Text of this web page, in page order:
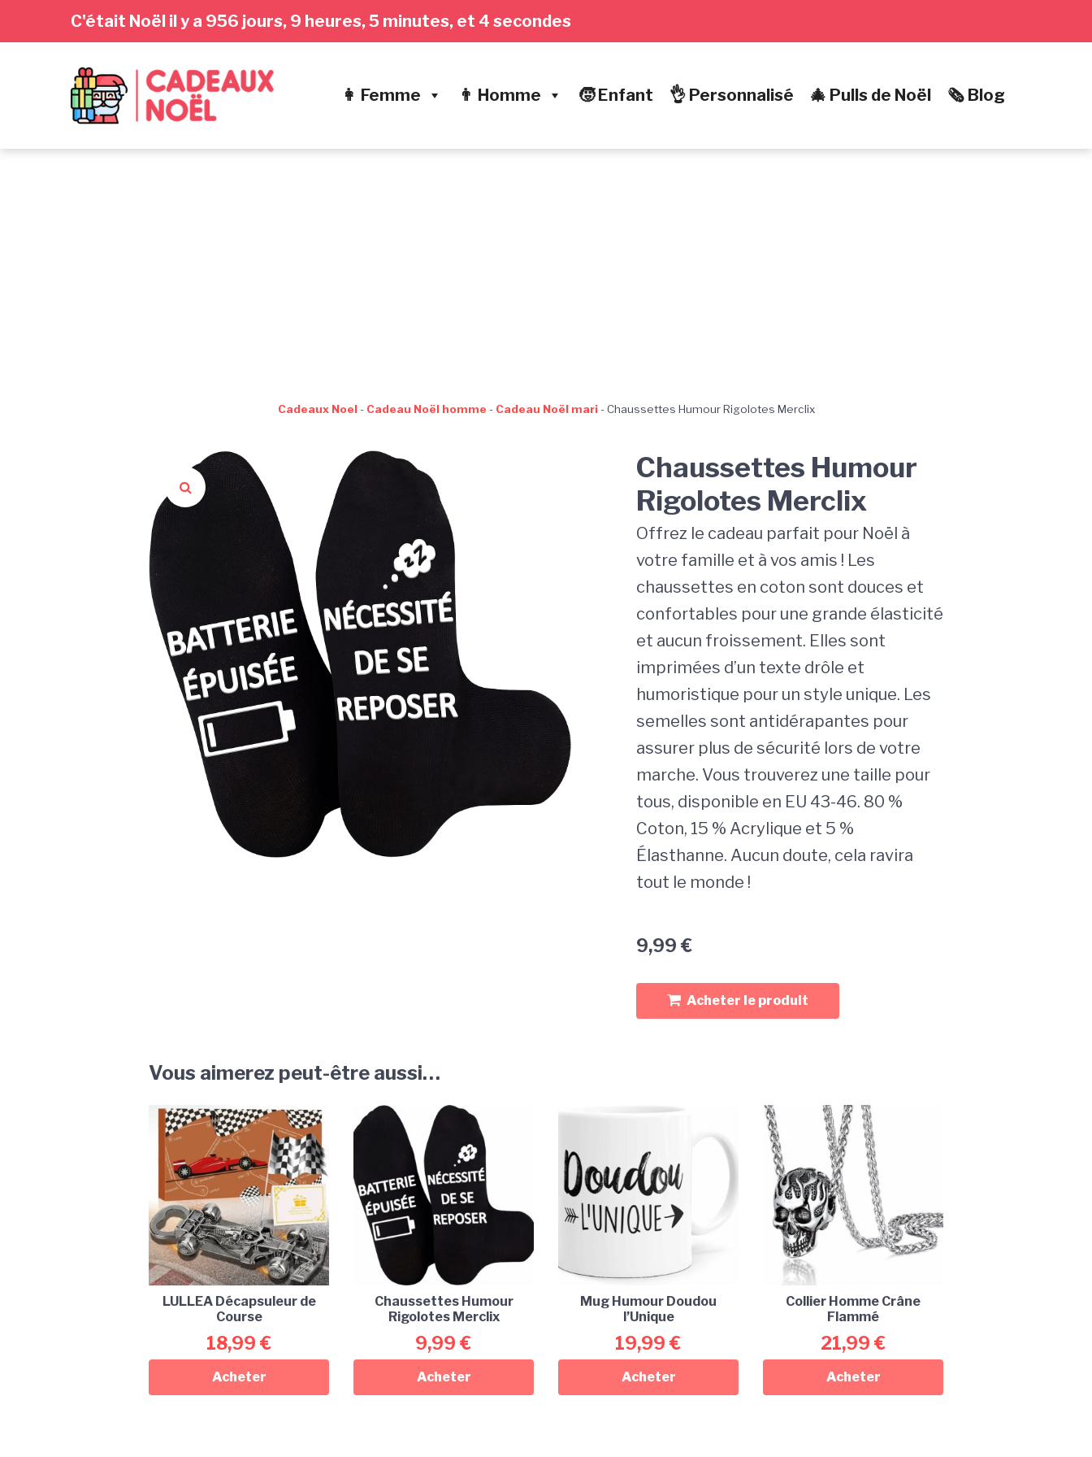
navigation
C'était Noël il y a 956 jours, 9 heures, 5 minutes, et 5 secondes
👩 Femme 👨 Homme 🧒 Enfant 👌 Personnalisé 🎄 Pulls de Noël 🗞️ Blog
Cadeaux Noel - Cadeau Noël homme - Cadeau Noël mari -Chaussettes Humour Rigolotes Merclix
Chaussettes Humour
Rigolotes Merclix
Offrez le cadeau parfait pour Noël à
votre famille et à vos amis ! Les
chaussettes en coton sont douces et
confortables pour une grande élasticité
et aucun froissement. Elles sont
imprimées d’un texte drôle et
humoristique pour un style unique. Les
semelles sont antidérapantes pour
assurer plus de sécurité lors de votre
marche. Vous trouverez une taille pour
tous, disponible en EU 43-46. 80 %
Coton, 15 % Acrylique et 5 %
Élasthanne. Aucun doute, cela ravira
tout le monde !
9,99 €
Acheter le produit
Vous aimerez peut-être aussi…
LULLEA Décapsuleur de
Course
18,99 €
Acheter
Chaussettes Humour
Rigolotes Merclix
9,99 €
Acheter
Mug Humour Doudou
l’Unique
19,99 €
Acheter
Collier Homme Crâne
Flammé
21,99 €
Acheter